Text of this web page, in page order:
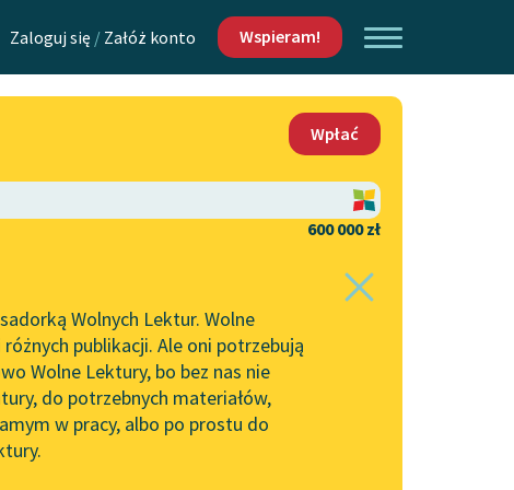
Zaloguj się / Załóż konto Wspieram!
Lektur
Lektur
Kontakt
O projekcie
Zasady wykorzystania
Wolnych Lektur
Logotypy
Materiały promocyjne
Wpłać
600 000 zł
Wolnych Lektur. Wolne
publikacji. Ale oni potrzebują
Wolne Lektury, bo bez nas nie
do potrzebnych materiałów,
w pracy, albo po prostu do